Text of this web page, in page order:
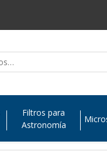
Filtros para
Astronomía